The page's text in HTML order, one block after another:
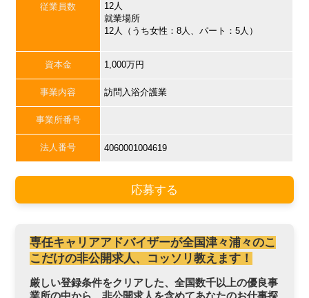
従業員数
12人
就業場所
12人（うち女性：8人、パート：5人）
資本金 1,000万円
事業内容 訪問入浴介護業
事業所番号
法人番号 4060001004619
応募する
専任キャリアアドバイザーが全国津々浦々のこ
こだけの非公開求人、コッソリ教えます！
厳しい登録条件をクリアした、全国数千以上の優良事
業所の中から、非公開求人を含めてあなたのお仕事探